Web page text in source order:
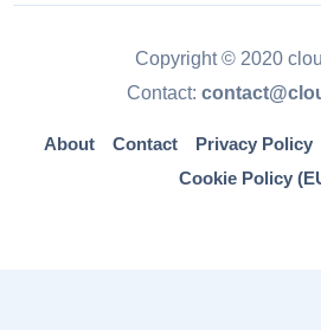
Copyright © 2020
Contact:
About Contact Privacy Policy
Cookie Policy